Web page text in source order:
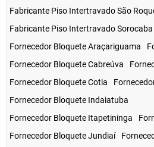
Fabricante Piso Intertravado São
Fabricante Piso Intertravado Sorocaba
Fornecedor Bloquete Araçariguama
Fornecedor Bloquete Cabreúva
Fornecedor Bloquete Cotia
Fornecedor Bloquete Indaiatuba
Fornecedor Bloquete Itapetininga
Fornecedor Bloquete Jundiaí